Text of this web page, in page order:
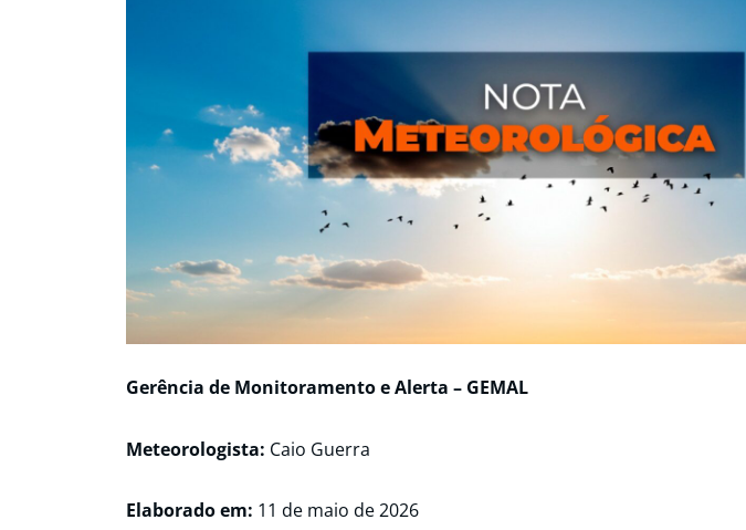
Gerência de Monitoramento e Alerta – GEMAL
Meteorologista: Caio Guerra
Elaborado em: 11 de maio de 2026